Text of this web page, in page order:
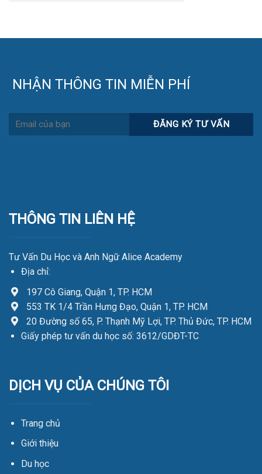
NHẬN THÔNG TIN MIỄN PHÍ
THÔNG TIN LIÊN HỆ
Tư Vấn Du Học và Anh Ngữ Alice Academy
Địa chỉ:
197 Cô Giang, Quận 1, TP. HCM
553 TK 1/4 Trần Hưng Đạo, Quận 1, TP. HCM
20 Đường số 65, P. Thạnh Mỹ Lợi, TP. Thủ Đức, TP. HCM
Giấy phép tư vấn du học số: 3612/GDĐT-TC
DỊCH VỤ CỦA CHÚNG TÔI
Trang chủ
Giới thiệu
Du học